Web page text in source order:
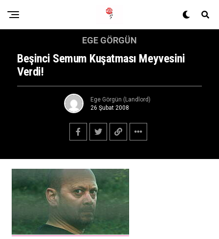
EGE GÖRGÜN
Beşinci Semum Kuşatması Meyvesini
Verdi!
Ege Görgün (Landlord)
26 Şubat 2008